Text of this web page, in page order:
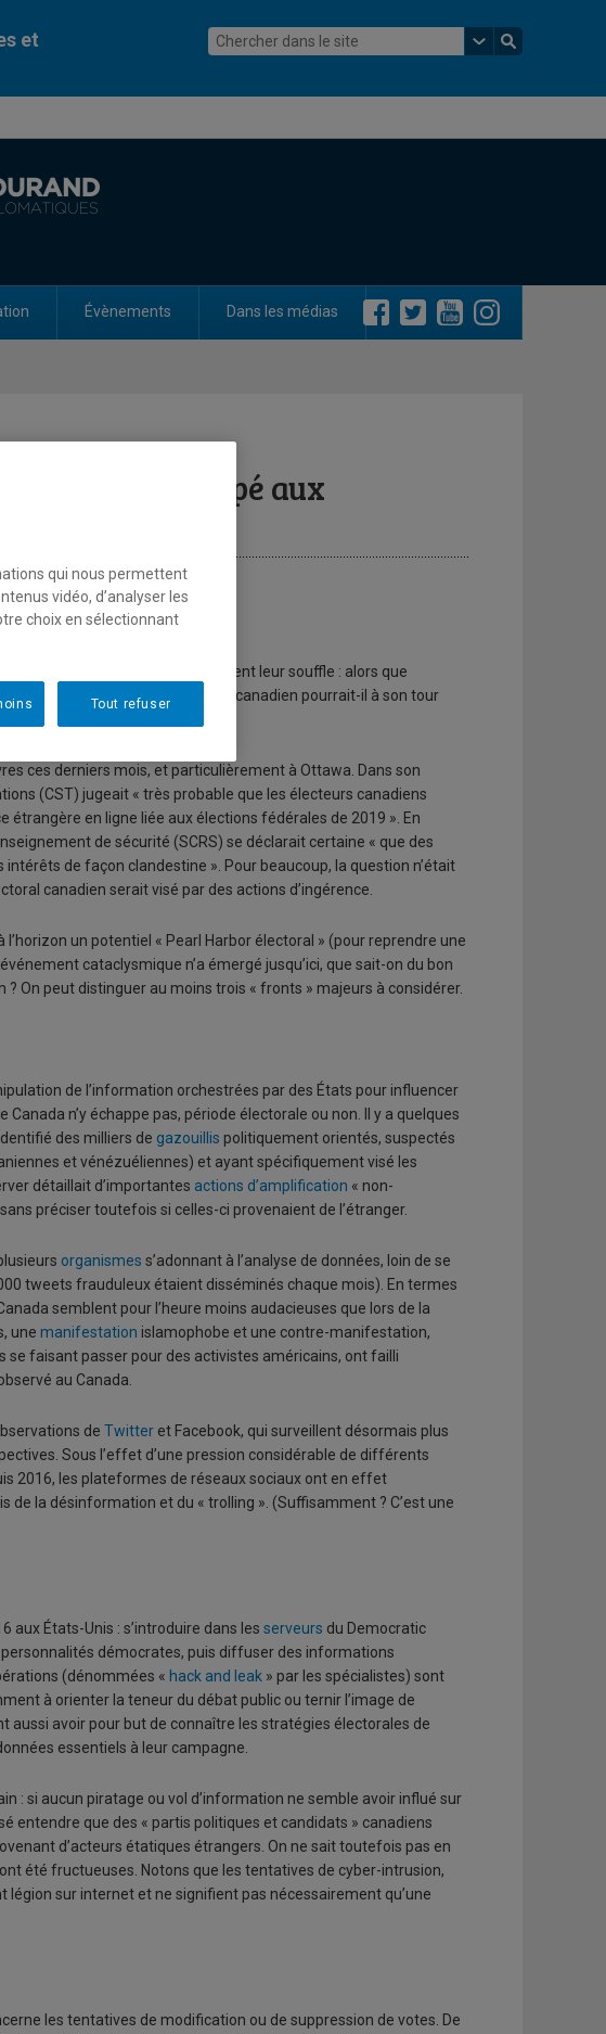
et
Évènements Dans les médias
a-t-il échappé aux
de citoyennes et citoyens retiennent leur souffle : alors que
toutes les mémoires, le scrutin canadien pourrait-il à son tour
ces derniers mois, et particulièrement à Ottawa. Dans son
(CST) jugeait « très probable que les électeurs canadiens
en ligne liée aux élections fédérales de 2019 ». En
de sécurité (SCRS) se déclarait certaine « que des
de façon clandestine ». Pour beaucoup, la question n’était
canadien serait visé par des actions d’ingérence.
un potentiel « Pearl Harbor électoral » (pour reprendre une
cataclysmique n’a émergé jusqu’ici, que sait-on du bon
On peut distinguer au moins trois « fronts » majeurs à considérer.
de l’information orchestrées par des États pour influencer
n’y échappe pas, période électorale ou non. Il y a quelques
des milliers de gazouillis politiquement orientés, suspectés
et vénézuéliennes) et ayant spécifiquement visé les
détaillait d’importantes actions d’amplification « non-
préciser toutefois si celles-ci provenaient de l’étranger.
organismes s’adonnant à l’analyse de données, loin de se
tweets frauduleux étaient disséminés chaque mois). En termes
semblent pour l’heure moins audacieuses que lors de la
une manifestation islamophobe et une contre-manifestation,
se faisant passer pour des activistes américains, ont failli
au Canada.
de Twitter et Facebook, qui surveillent désormais plus
Sous l’effet d’une pression considérable de différents
2016, les plateformes de réseaux sociaux ont en effet
de la désinformation et du « trolling ». (Suffisamment ? C’est une
aux États-Unis : s’introduire dans les serveurs du Democratic
démocrates, puis diffuser des informations
(dénommées « hack and leak » par les spécialistes) sont
à orienter la teneur du débat public ou ternir l’image de
aussi avoir pour but de connaître les stratégies électorales de
essentiels à leur campagne.
: si aucun piratage ou vol d’information ne semble avoir influé sur
entendre que des « partis politiques et candidats » canadiens
d’acteurs étatiques étrangers. On ne sait toutefois pas en
été fructueuses. Notons que les tentatives de cyber-intrusion,
légion sur internet et ne signifient pas nécessairement qu’une
les tentatives de modification ou de suppression de votes. De
qui nous permettent
vidéo, d’analyser les
choix en sélectionnant
Tout refuser